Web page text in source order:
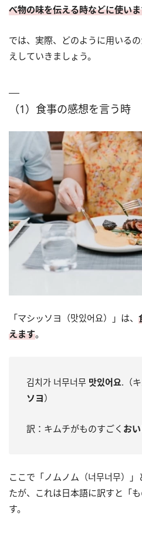
べ物の味を伝える時などに使い
では、実際、どのように用いる
えしていきましょう。
（1）食事の感想を言う時
「マシッソヨ（맛있어요）」は、
えます。
김치가 너무너무 맛있어요.（
ソヨ）
訳：キムチがものすごく お
ここで「ノムノム（너무너무）
たが、これは日本語に訳すと「
す。